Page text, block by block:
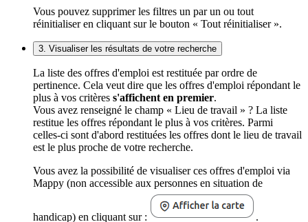
Vous pouvez supprimer les filtres un par un ou tout
réinitialiser en cliquant sur le bouton « Tout réinitialiser ».
3. Visualiser les résultats de votre recherche
La liste des offres d'emploi est restituée par ordre de
pertinence. Cela veut dire que les offres d'emploi répondant le
plus à vos critères s'affichent en premier.
Vous avez renseigné le champ « Lieu de travail » ? La liste
restitue les offres répondant le plus à vos critères. Parmi
celles-ci sont d'abord restituées les offres dont le lieu de travail
est le plus proche de votre recherche.
Vous avez la possibilité de visualiser ces offres d'emploi via
Mappy (non accessible aux personnes en situation de
handicap) en cliquant sur :
.